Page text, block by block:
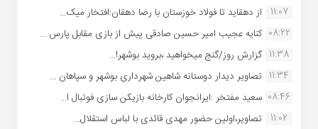
11:07
از دهقاید تا فولاد خوزستان با رضا دهقان:افتخار میک...
08:22 کنایه عجیب امیر حسین صادقی پیش از بازی مقابل پارس ...
11:38 گزارش روز/گنج میخواهید ،بروید بوشهر!...
11:34 تصاویر دیدار دوستانه شاهین شهردارى بوشهر و سپاهان ...
08:46 سعید مفتخر :ایرانجوان کارخانه بازیکن سازی فوتبال ا...
11:02
تصاویر،اولین حضور مهدی قائدی با لباس استقلال...